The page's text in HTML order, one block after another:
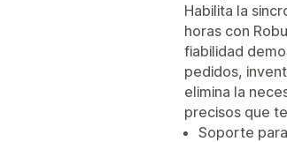
Habilita la
horas con
fiabilidad
pedidos,
elimina la
precisos que
Soporte